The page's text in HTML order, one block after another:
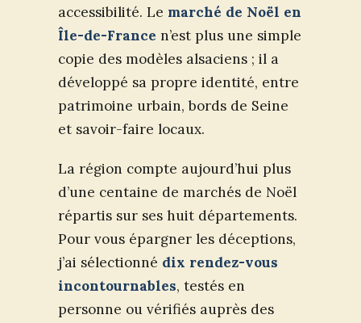
accessibilité. Le marché de Noël en
Île-de-France n’est plus une simple
copie des modèles alsaciens ; il a
développé sa propre identité, entre
patrimoine urbain, bords de Seine
et savoir-faire locaux.
La région compte aujourd’hui plus
d’une centaine de marchés de Noël
répartis sur ses huit départements.
Pour vous épargner les déceptions,
j’ai sélectionné dix rendez-vous
incontournables, testés en
personne ou vérifiés auprès des